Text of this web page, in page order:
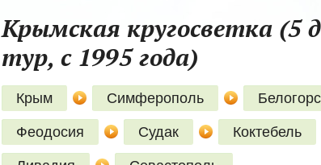
Крымская кругосветка (5
тур, с 1995 года)
Крым Симферополь
Феодосия Судак Коктебель